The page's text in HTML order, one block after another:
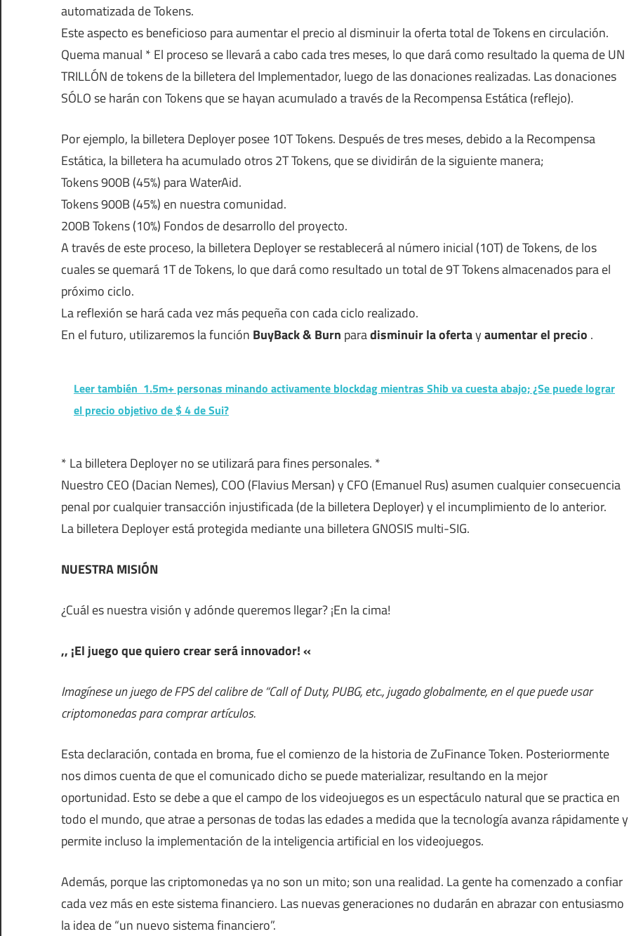
automatizada de Tokens.
Este aspecto es beneficioso para aumentar el precio al disminuir la oferta total de Tokens en circulación.
Quema manual * El proceso se llevará a cabo cada tres meses, lo que dará como resultado la quema de UN
TRILLÓN de tokens de la billetera del Implementador, luego de las donaciones realizadas. Las donaciones
SÓLO se harán con Tokens que se hayan acumulado a través de la Recompensa Estática (reflejo).
Por ejemplo, la billetera Deployer posee 10T Tokens. Después de tres meses, debido a la Recompensa
Estática, la billetera ha acumulado otros 2T Tokens, que se dividirán de la siguiente manera;
Tokens 900B (45%) para WaterAid.
Tokens 900B (45%) en nuestra comunidad.
200B Tokens (10%) Fondos de desarrollo del proyecto.
A través de este proceso, la billetera Deployer se restablecerá al número inicial (10T) de Tokens, de los
cuales se quemará 1T de Tokens, lo que dará como resultado un total de 9T Tokens almacenados para el
próximo ciclo.
La reflexión se hará cada vez más pequeña con cada ciclo realizado.
En el futuro, utilizaremos la función BuyBack & Burn paradisminuir la ofertayaumentar el precio .
Leer también 1.5m+ personas minando activamente blockdag mientras Shib va ​​cuesta abajo; ¿Se puede lograr
el precio objetivo de $ 4 de Sui?
* La billetera Deployer no se utilizará para fines personales. *
Nuestro CEO (Dacian Nemes), COO (Flavius ​​Mersan) y CFO (Emanuel Rus) asumen cualquier consecuencia
penal por cualquier transacción injustificada (de la billetera Deployer) y el incumplimiento de lo anterior.
La billetera Deployer está protegida mediante una billetera GNOSIS multi-SIG.
NUESTRA MISIÓN
¿Cuál es nuestra visión y adónde queremos llegar? ¡En la cima!
,, ¡El juego que quiero crear será innovador! «
Imagínese un juego de FPS del calibre de “Call of Duty, PUBG, etc., jugado globalmente, en el que puede usar
criptomonedas para comprar artículos.
Esta declaración, contada en broma, fue el comienzo de la historia de ZuFinance Token. Posteriormente
nos dimos cuenta de que el comunicado dicho se puede materializar, resultando en la mejor
oportunidad. Esto se debe a que el campo de los videojuegos es un espectáculo natural que se practica en
todo el mundo, que atrae a personas de todas las edades a medida que la tecnología avanza rápidamente y
permite incluso la implementación de la inteligencia artificial en los videojuegos.
Además, porque las criptomonedas ya no son un mito; son una realidad. La gente ha comenzado a confiar
cada vez más en este sistema financiero. Las nuevas generaciones no dudarán en abrazar con entusiasmo
la idea de “un nuevo sistema financiero”.